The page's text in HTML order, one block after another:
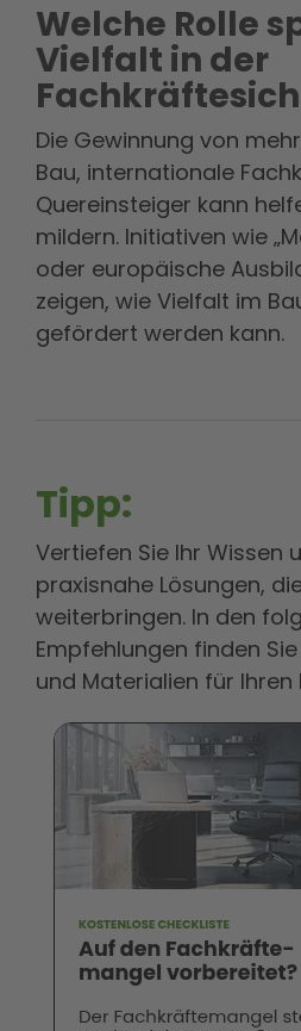
Welche Rolle
Vielfalt in der
Die Gewinnung von
Bau, internationale
Quereinsteiger kann
mildern. Initiativen wie
oder europäische
zeigen, wie Vielfalt im
gefördert werden kann.
Tipp:
Vertiefen Sie Ihr Wissen
praxisnahe Lösungen,
weiterbringen. In den
Empfehlungen finden
und Materialien für Ihren